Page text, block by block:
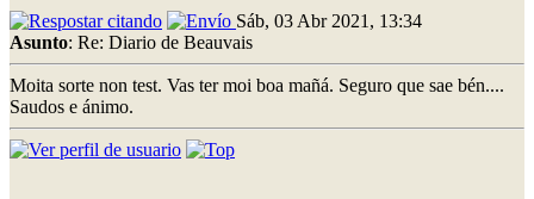
Sáb, 03 Abr 2021, 13:34
Asunto: Re: Diario de Beauvais
Moita sorte non test. Vas ter moi boa mañá. Seguro que sae bén....
Saudos e ánimo.